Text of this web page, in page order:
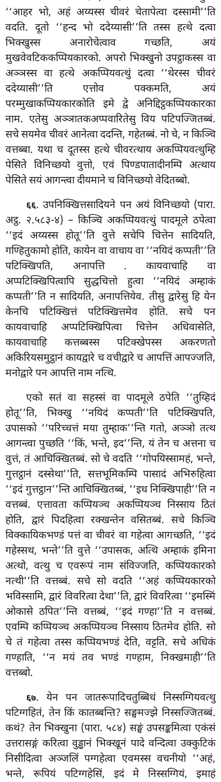
‘‘आहर भो, अहं अय्यस्स चीवरं चेतापेत्वा दस्सामी’’ति
वदति. दूतो ‘‘हन्द भो ददेय्यासी’’ति तस्स हत्थे दत्वा
भिक्खुस्स अनारोचेत्वाव गच्छति, अयं
मुखवेवटिककप्पियकारको. अपरो भिक्खुनो उपट्ठाकस्स वा
अञ्ञस्स वा हत्थे अकप्पियवत्थुं दत्वा ‘‘थेरस्स चीवरं
ददेय्यासी’’ति एत्तोव पक्कमति, अयं
परम्मुखाकप्पियकारकोति इमे द्वे अनिद्दिट्ठकप्पियकारका
नाम. एतेसु अञ्ञातकअप्पवारितेसु विय पटिपज्जितब्बं.
सचे सयमेव चीवरं आनेत्वा ददन्ति, गहेतब्बं. नो चे, न किञ्चि
वत्तब्बा. यथा च दूतस्स हत्थे चीवरत्थाय अकप्पियवत्थुम्हि
पेसिते विनिच्छयो वुत्तो, एवं पिण्डपातादीनम्पि अत्थाय
पेसिते सयं आगन्त्वा दीयमाने च विनिच्छयो वेदितब्बो.
६६. उपनिक्खित्तसादियने पन अयं विनिच्छयो (पारा.
अट्ठ. २.५८३-४) – किञ्चि अकप्पियवत्थुं पादमूले ठपेत्वा
‘‘इदं अय्यस्स होतू’’ति वुत्ते सचेपि चित्तेन सादियति,
गण्हितुकामो होति, कायेन वा वाचाय वा ‘‘नयिदं कप्पती’’ति
पटिक्खिपति, अनापत्ति . कायवाचाहि वा
अप्पटिक्खिपित्वापि सुद्धचित्तो हुत्वा ‘‘नयिदं अम्हाकं
कप्पती’’ति न सादियति, अनापत्तियेव. तीसु द्वारेसु हि येन
केनचि पटिक्खित्तं पटिक्खित्तमेव होति. सचे पन
कायवाचाहि अप्पटिक्खिपित्वा चित्तेन अधिवासेति,
कायवाचाहि कत्तब्बस्स पटिक्खेपस्स अकरणतो
अकिरियसमुट्ठानं कायद्वारे च वचीद्वारे च आपत्तिं आपज्जति,
मनोद्वारे पन आपत्ति नाम नत्थि.
एको सतं वा सहस्सं वा पादमूले ठपेति ‘‘तुय्हिदं
होतू’’ति, भिक्खु ‘‘नयिदं कप्पती’’ति पटिक्खिपति,
उपासको ‘‘परिच्चत्तं मया तुम्हाक’’न्ति गतो, अञ्ञो तत्थ
आगन्त्वा पुच्छति ‘‘किं, भन्ते, इद’’न्ति, यं तेन च अत्तना च
वुत्तं, तं आचिक्खितब्बं. सो चे वदति ‘‘गोपयिस्सामहं, भन्ते,
गुत्तट्ठानं दस्सेथा’’ति, सत्तभूमिकम्पि पासादं अभिरुहित्वा
‘‘इदं गुत्तट्ठान’’न्ति आचिक्खितब्बं, ‘‘इध निक्खिपाही’’ति न
वत्तब्बं. एत्तावता कप्पियञ्च अकप्पियञ्च निस्साय ठितं
होति, द्वारं पिदहित्वा रक्खन्तेन वसितब्बं. सचे किञ्चि
विक्कायिकभण्डं पत्तं वा चीवरं वा गहेत्वा आगच्छति, ‘‘इदं
गहेस्सथ, भन्ते’’ति वुत्ते ‘‘उपासक, अत्थि अम्हाकं इमिना
अत्थो, वत्थु च एवरूपं नाम संविज्जति, कप्पियकारको
नत्थी’’ति वत्तब्बं. सचे सो वदति ‘‘अहं कप्पियकारको
भविस्सामि, द्वारं विवरित्वा देथा’’ति, द्वारं विवरित्वा ‘‘इमस्मिं
ओकासे ठपित’’न्ति वत्तब्बं, ‘‘इदं गण्हा’’ति न वत्तब्बं.
एवम्पि कप्पियञ्च अकप्पियञ्च निस्साय ठितमेव होति. सो
चे तं गहेत्वा तस्स कप्पियभण्डं देति, वट्टति. सचे अधिकं
गण्हाति, ‘‘न मयं तव भण्डं गण्हाम, निक्खमाही’’ति
वत्तब्बो.
६७. येन पन जातरूपादिचतुब्बिधं निस्सग्गियवत्थु
पटिग्गहितं, तेन किं कातब्बन्ति? सङ्घमज्झे निस्सज्जितब्बं.
कथं? तेन भिक्खुना (पारा. ५८४) सङ्घं उपसङ्कमित्वा एकंसं
उत्तरासङ्गं करित्वा वुड्ढानं भिक्खूनं पादे वन्दित्वा उक्कुटिकं
निसीदित्वा अञ्जलिं पग्गहेत्वा एवमस्स वचनीयो ‘‘अहं,
भन्ते, रूपियं पटिग्गहेसिं, इदं मे निस्सग्गियं, इमाहं